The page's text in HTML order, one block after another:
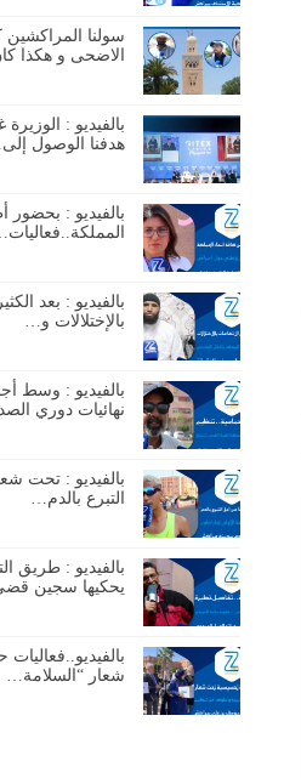
سولنا
الاضحى و هكذا
بالفيديو :
هدفنا الوصول
بالفيديو : بحضور
بالفيديو : بعد
بالإختلالات و…
بالفيديو : وسط
نهائيات دوري
بالفيديو : تحت
التبرع بالدم…
بالفيديو : طريق
يحكيها سجين قضى
شعار “السلامة…